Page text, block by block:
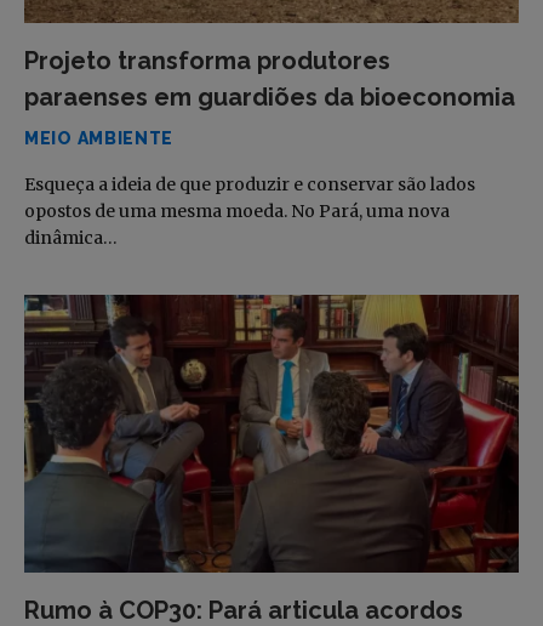
Projeto transforma produtores
paraenses em guardiões da bioeconomia
MEIO AMBIENTE
Esqueça a ideia de que produzir e conservar são lados
opostos de uma mesma moeda. No Pará, uma nova
dinâmica…
Rumo à COP30: Pará articula acordos